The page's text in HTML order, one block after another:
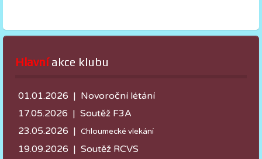
Hlavní akce klubu
01.01.2026 | Novoroční létání
17.05.2026 | Soutěž F3A
23.05.2026 | Chloumecké vlekání
19.09.2026 | Soutěž RCVS